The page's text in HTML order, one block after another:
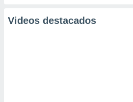
Videos destacados